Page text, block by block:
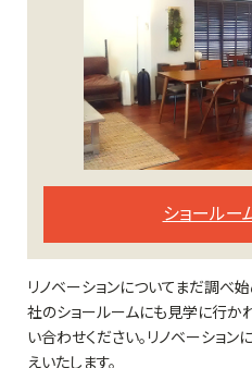
ショールー
リノベーションについてまだ調べ
社のショールームにも見学に行か
い合わせください。リノベーショ
えいたします。